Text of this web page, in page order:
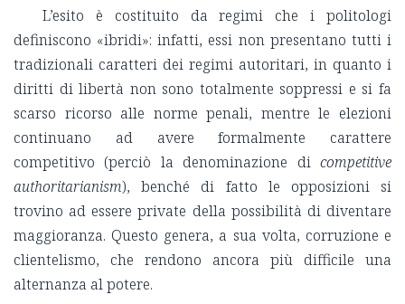
L’esito è costituito da regimi che i politologi
definiscono «ibridi»: infatti, essi non presentano tutti i
tradizionali caratteri dei regimi autoritari, in quanto i
diritti di libertà non sono totalmente soppressi e si fa
scarso ricorso alle norme penali, mentre le elezioni
continuano ad avere formalmente carattere
competitivo (perciò la denominazione di competitive
authoritarianism), benché di fatto le opposizioni si
trovino ad essere private della possibilità di diventare
maggioranza. Questo genera, a sua volta, corruzione e
clientelismo, che rendono ancora più difficile una
alternanza al potere.